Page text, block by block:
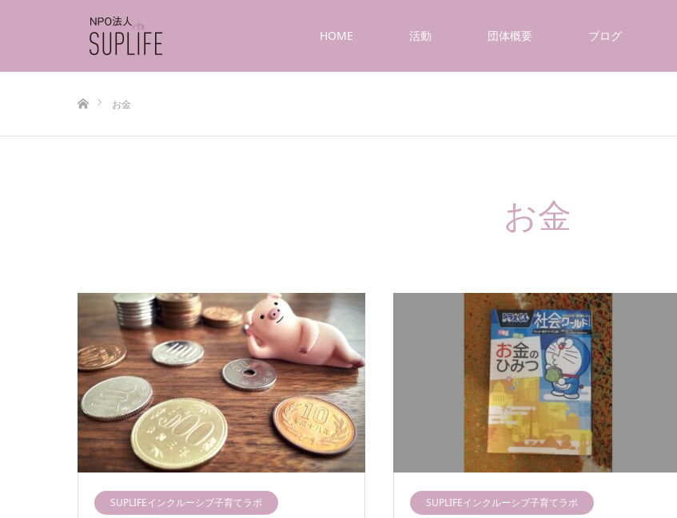
HOME 活動 団体概要 ブログ
お金
お金
SUPLIFEインクルーシブ子育てラボ SUPLIFEインクルーシブ子育てラボ